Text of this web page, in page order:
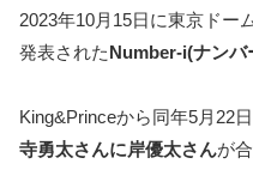
2023年10月15日に東京ドー
発表されたNumber-i(ナンバ
King&Princeから同年5月22
寺勇太さんに岸優太さんが